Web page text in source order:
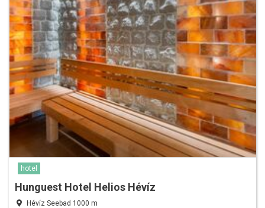
hotel
Hunguest Hotel Helios Hévíz
Hévíz Seebad 1000 m